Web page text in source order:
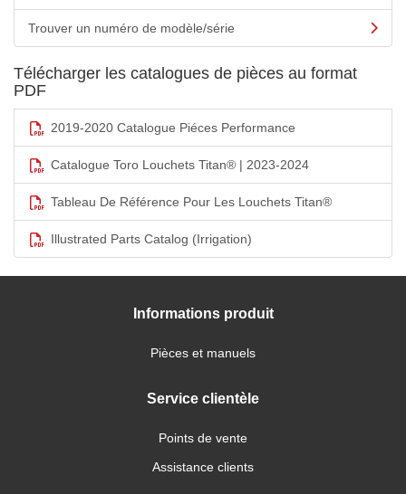
Trouver un numéro de modèle/série
Télécharger les catalogues de pièces au format
PDF
2019-2020 Catalogue Piéces Performance
Catalogue Toro Louchets Titan® | 2023-2024
Tableau De Référence Pour Les Louchets Titan®
Illustrated Parts Catalog (Irrigation)
Informations produit
Pièces et manuels
Service clientèle
Points de vente
Assistance clients